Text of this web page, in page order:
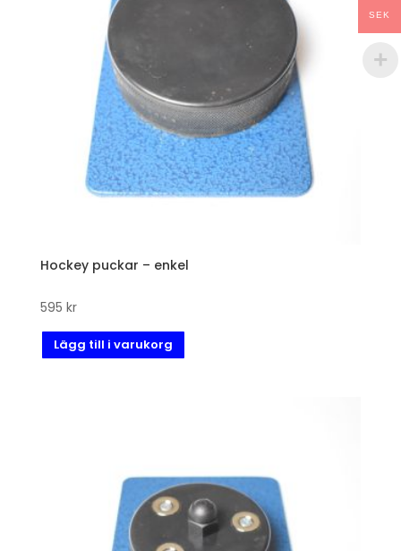
Hockey puckar – enkel
595 kr
Lägg till i varukorg
SEK